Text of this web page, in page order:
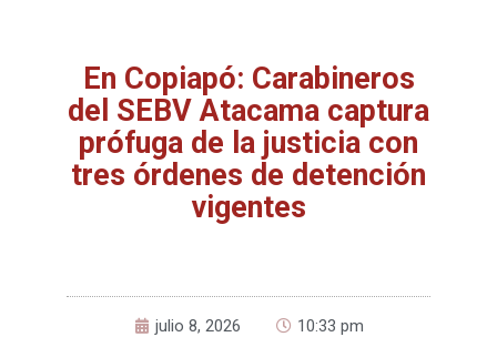
En Copiapó: Carabineros
del SEBV Atacama captura
prófuga de la justicia con
tres órdenes de detención
vigentes
julio 8, 2026 10:33 pm